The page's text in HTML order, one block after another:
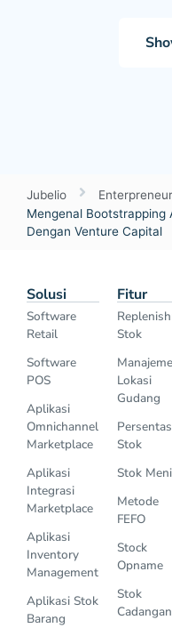
Jubelio
Enterpreneur
Mengenal Bootstrapping
Dengan Venture Capital
Solusi
Software
Retail
Software
POS
Aplikasi
Omnichannel
Marketplace
Aplikasi
Integrasi
Marketplace
Aplikasi
Inventory
Management
Aplikasi Stok
Barang
Fitur
Stok
Lokasi
Gudang
Stok
Stok
Metode
FEFO
Stock
Opname
Stok
Cadangan